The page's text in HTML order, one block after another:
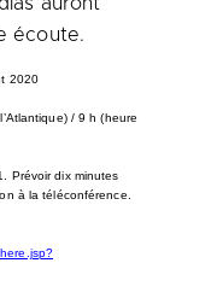
écoute.
2020
/ 9 h (heure
Prévoir dix minutes
à la téléconférence.